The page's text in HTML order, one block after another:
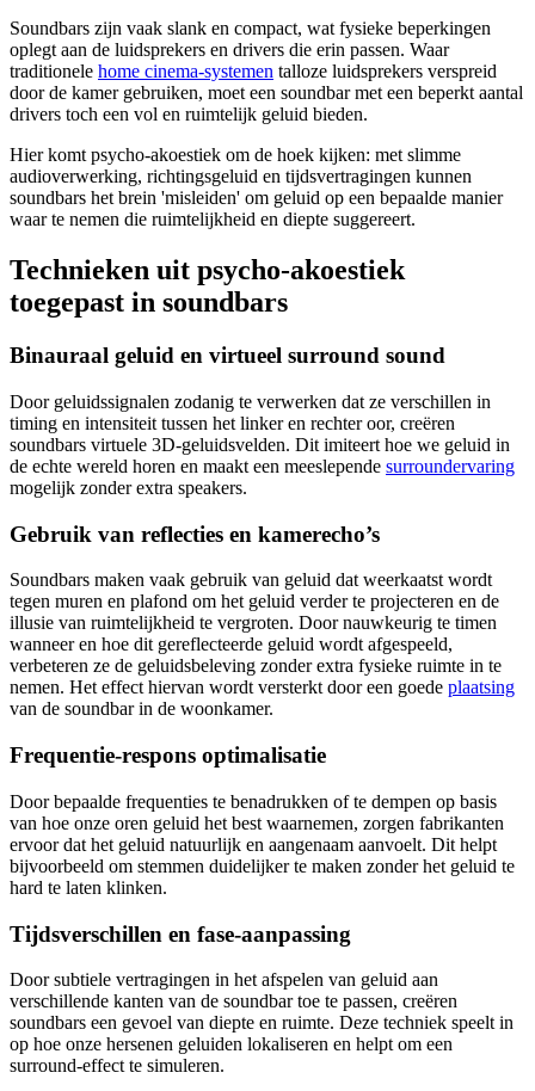
Soundbars zijn vaak slank en compact, wat fysieke beperkingen
oplegt aan de luidsprekers en drivers die erin passen. Waar
traditionele home cinema-systemen talloze luidsprekers verspreid
door de kamer gebruiken, moet een soundbar met een beperkt aantal
drivers toch een vol en ruimtelijk geluid bieden.
Hier komt psycho-akoestiek om de hoek kijken: met slimme
audioverwerking, richtingsgeluid en tijdsvertragingen kunnen
soundbars het brein 'misleiden' om geluid op een bepaalde manier
waar te nemen die ruimtelijkheid en diepte suggereert.
Technieken uit psycho-akoestiek
toegepast in soundbars
Binauraal geluid en virtueel surround sound
Door geluidssignalen zodanig te verwerken dat ze verschillen in
timing en intensiteit tussen het linker en rechter oor, creëren
soundbars virtuele 3D-geluidsvelden. Dit imiteert hoe we geluid in
de echte wereld horen en maakt een meeslepende surroundervaring
mogelijk zonder extra speakers.
Gebruik van reflecties en kamerecho’s
Soundbars maken vaak gebruik van geluid dat weerkaatst wordt
tegen muren en plafond om het geluid verder te projecteren en de
illusie van ruimtelijkheid te vergroten. Door nauwkeurig te timen
wanneer en hoe dit gereflecteerde geluid wordt afgespeeld,
verbeteren ze de geluidsbeleving zonder extra fysieke ruimte in te
nemen. Het effect hiervan wordt versterkt door een goede plaatsing
van de soundbar in de woonkamer.
Frequentie-respons optimalisatie
Door bepaalde frequenties te benadrukken of te dempen op basis
van hoe onze oren geluid het best waarnemen, zorgen fabrikanten
ervoor dat het geluid natuurlijk en aangenaam aanvoelt. Dit helpt
bijvoorbeeld om stemmen duidelijker te maken zonder het geluid te
hard te laten klinken.
Tijdsverschillen en fase-aanpassing
Door subtiele vertragingen in het afspelen van geluid aan
verschillende kanten van de soundbar toe te passen, creëren
soundbars een gevoel van diepte en ruimte. Deze techniek speelt in
op hoe onze hersenen geluiden lokaliseren en helpt om een
surround-effect te simuleren.